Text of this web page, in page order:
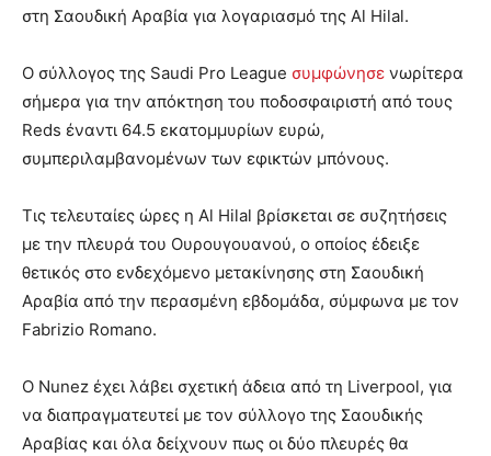
στη Σαουδική Αραβία για λογαριασμό της Al Hilal.
Ο σύλλογος της Saudi Pro League συμφώνησε νωρίτερα
σήμερα για την απόκτηση του ποδοσφαιριστή από τους
Reds έναντι 64.5 εκατομμυρίων ευρώ,
συμπεριλαμβανομένων των εφικτών μπόνους.
Τις τελευταίες ώρες η Al Hilal βρίσκεται σε συζητήσεις
με την πλευρά του Ουρουγουανού, ο οποίος έδειξε
θετικός στο ενδεχόμενο μετακίνησης στη Σαουδική
Αραβία από την περασμένη εβδομάδα, σύμφωνα με τον
Fabrizio Romano.
Ο Nunez έχει λάβει σχετική άδεια από τη Liverpool, για
να διαπραγματευτεί με τον σύλλογο της Σαουδικής
Αραβίας και όλα δείχνουν πως οι δύο πλευρές θα